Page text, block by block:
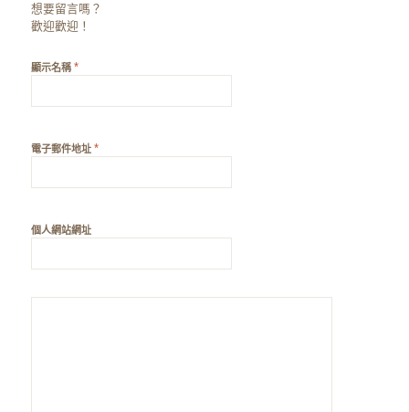
想要留言嗎？
歡迎歡迎！
顯示名稱 *
電子郵件地址 *
個人網站網址